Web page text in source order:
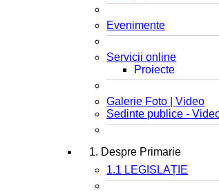
Evenimente
Servicii online
Proiecte
Galerie Foto | Video
Sedinte publice -
1. Despre Primarie
1.1 LEGISLAȚIE